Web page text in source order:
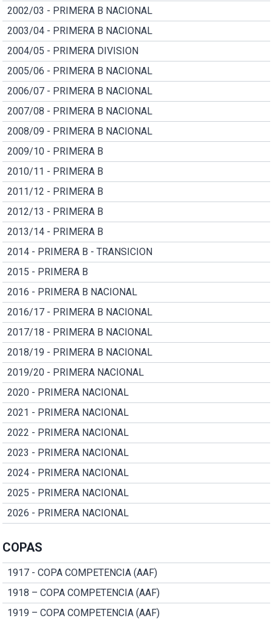
2002/03 - PRIMERA B NACIONAL
2003/04 - PRIMERA B NACIONAL
2004/05 - PRIMERA DIVISION
2005/06 - PRIMERA B NACIONAL
2006/07 - PRIMERA B NACIONAL
2007/08 - PRIMERA B NACIONAL
2008/09 - PRIMERA B NACIONAL
2009/10 - PRIMERA B
2010/11 - PRIMERA B
2011/12 - PRIMERA B
2012/13 - PRIMERA B
2013/14 - PRIMERA B
2014 - PRIMERA B - TRANSICION
2015 - PRIMERA B
2016 - PRIMERA B NACIONAL
2016/17 - PRIMERA B NACIONAL
2017/18 - PRIMERA B NACIONAL
2018/19 - PRIMERA B NACIONAL
2019/20 - PRIMERA NACIONAL
2020 - PRIMERA NACIONAL
2021 - PRIMERA NACIONAL
2022 - PRIMERA NACIONAL
2023 - PRIMERA NACIONAL
2024 - PRIMERA NACIONAL
2025 - PRIMERA NACIONAL
2026 - PRIMERA NACIONAL
COPAS
1917 - COPA COMPETENCIA (AAF)
1918 – COPA COMPETENCIA (AAF)
1919 – COPA COMPETENCIA (AAF)